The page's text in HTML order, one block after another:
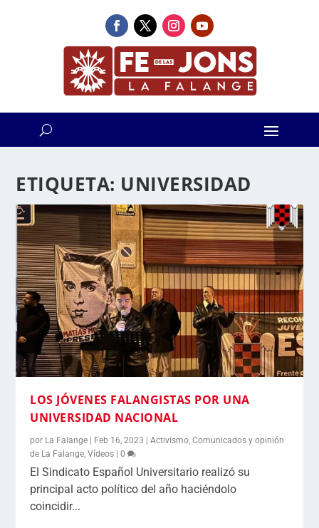
ETIQUETA: UNIVERSIDAD
LOS JÓVENES FALANGISTAS POR UNA
UNIVERSIDAD NACIONAL
por La Falange | Feb 16, 2023 |Activismo ,Comunicados y opinión
de La Falange ,Vídeos |0
El Sindicato Español Universitario realizó su
principal acto político del año haciéndolo
coincidir...